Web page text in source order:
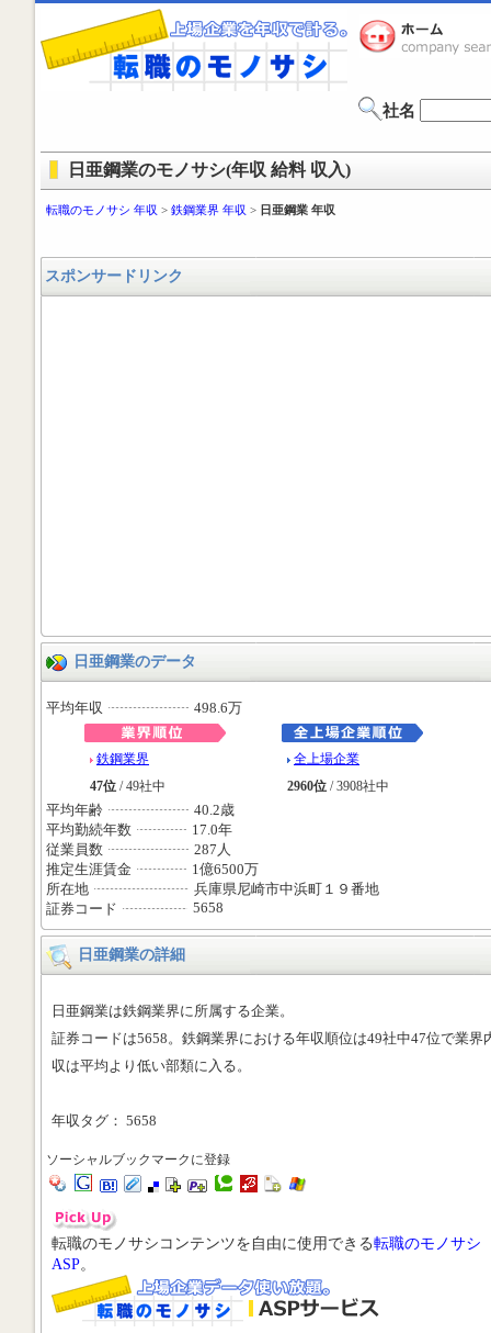
社名
日亜鋼業のモノサシ(年収 給料 収入)
転職のモノサシ 年収 > 鉄鋼業界 年収 > 日亜鋼業 年収
スポンサードリンク
日亜鋼業のデータ
平均年収 498.6万
鉄鋼業界
47位 / 49社中
全上場企業
2960位 / 3908社中
平均年齢
40.2歳
平均勤続年数
17.0年
従業員数
287人
推定生涯賃金
1億6500万
所在地
兵庫県尼崎市中浜町１９番地
証券コード
5658
日亜鋼業の詳細
日亜鋼業は鉄鋼業界に所属する企業。
証券コードは5658。鉄鋼業界における年収順位は49社中47位で業界
収は平均より低い部類に入る。
年収タグ： 5658
ソーシャルブックマークに登録
転職のモノサシコンテンツを自由に使用できる転職のモノサシ
ASP。